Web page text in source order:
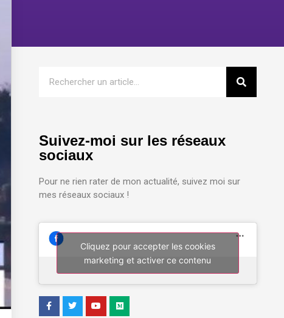
Suivez-moi sur les réseaux
sociaux
Pour ne rien rater de mon actualité, suivez moi sur
mes réseaux sociaux !
Cliquez pour accepter les cookies
marketing et activer ce contenu